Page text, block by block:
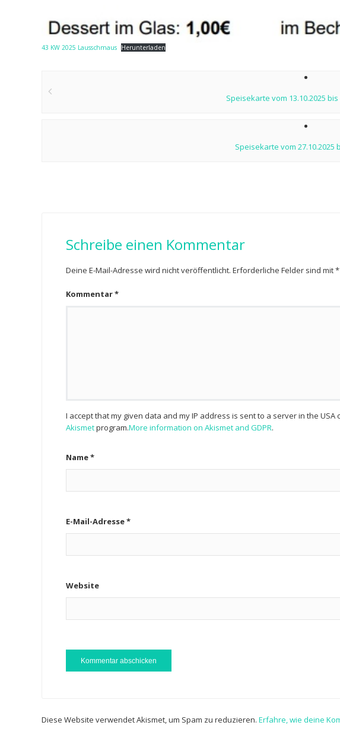
43 KW 2025 Lausschmaus Herunterladen
navigation
Speisekarte vom 13.10.2025 bis
Speisekarte vom 27.10.2025
Schreibe einen Kommentar
Deine E-Mail-Adresse wird nicht veröffentlicht. Erforderliche Felder sind mit*
Kommentar*
I accept that my given data and my IP address is sent to a server in the
Akismetprogram.More information on Akismet and GDPR.
Name*
E-Mail-Adresse*
Website
Diese Website verwendet Akismet, um Spam zu reduzieren. Erfahre, wie deine